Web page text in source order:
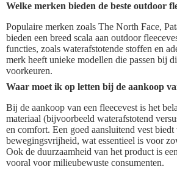
Welke merken bieden de beste outdoor
Populaire merken zoals The North Face,
bieden een breed scala aan outdoor
functies, zoals waterafstotende stoffen en
merk heeft unieke modellen die passen bij
voorkeuren.
Waar moet ik op letten bij de aankoop
Bij de aankoop van een fleecevest is het
materiaal (bijvoorbeeld waterafstotend
en comfort. Een goed aansluitend vest biedt
bewegingsvrijheid, wat essentieel is voor
Ook de duurzaamheid van het product is
vooral voor milieubewuste consumenten.